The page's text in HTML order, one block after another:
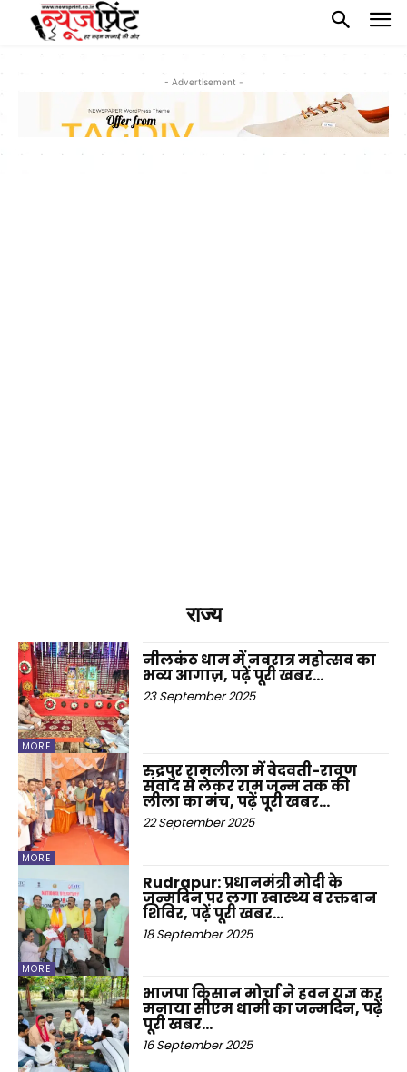
- Advertisement -
राज्य
MORE
नीलकंठ धाम में नवरात्र महोत्सव का
भव्य आगाज़, पढ़ें पूरी खबर…
23 September 2025
MORE
रुद्रपुर रामलीला में वेदवती-रावण
संवाद से लेकर राम जन्म तक की
लीला का मंच, पढ़ें पूरी खबर…
22 September 2025
MORE
Rudrapur: प्रधानमंत्री मोदी के
जन्मदिन पर लगा स्वास्थ्य व रक्तदान
शिविर, पढ़ें पूरी खबर…
18 September 2025
भाजपा किसान मोर्चा ने हवन यज्ञ कर
मनाया सीएम धामी का जन्मदिन, पढ़ें
पूरी खबर…
16 September 2025